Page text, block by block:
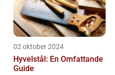
02 oktober 2024
Hyvelstål: En Omfattande
Guide